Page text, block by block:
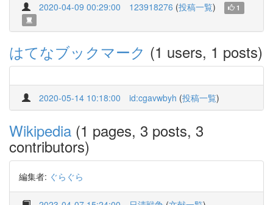
2020-04-09 00:29:00 123918276 (投稿一覧) 1
はてなブックマーク (1 users, 1 posts)
2020-05-14 10:18:00 id:cgavwbyh (投稿一覧)
Wikipedia (1 pages, 3 posts, 3
contributors)
編集者: ぐらぐら